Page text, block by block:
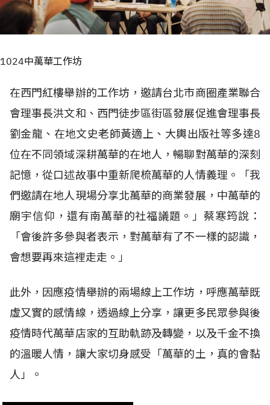
1024中萬華工作坊
在西門紅樓舉辦的工作坊，邀請台北市商圈產業聯合
會理事長洪文和、西門徒步區街區發展促進會理事長
劉金龍、在地文史老師黃適上、大輿出版社等多達8
位在不同領域深耕萬華的在地人，暢聊對萬華的深刻
記憶，從口述故事中重新爬梳萬華的人情義理。「我
們邀請在地人現場分享北萬華的商業發展，中萬華的
廟宇信仰，還有南萬華的社福議題。」蔡寒筠說：
「會後許多參與者表示，對萬華有了不一樣的認識，
會想要再來這裡走走。」
此外，因應疫情舉辦的兩場線上工作坊，呼應萬華既
虛又實的感情線，透過線上分享，讓更多民眾參與後
疫情時代萬華店家的互助軌跡及轉變，以及千金不換
的溫暖人情，讓大家切身感受「萬華的土，真的會黏
人」。